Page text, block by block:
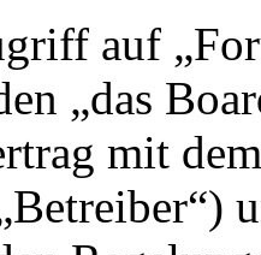
auf
„das
mit